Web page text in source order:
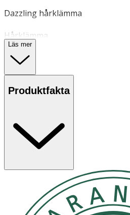
Dazzling hårklämma
Hårklämma
Rumstemperatur
OK för gravida och ammande:
Ja
Läs mer
Produktfakta